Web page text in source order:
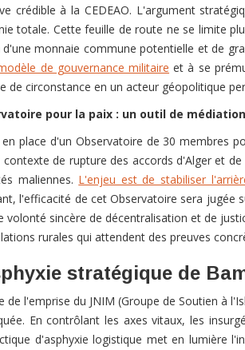
crédible à la CEDEAO. L'argument
totale. Cette feuille de route ne se limite
monnaie commune potentielle et de
de gouvernance militaire et à se
de circonstance en un acteur géopolitique
pour la paix : un outil de
place d'un Observatoire de 30 membres
contexte de rupture des accords d'Alger et
maliennes. L'enjeu est de stabiliser
l'efficacité de cet Observatoire sera jugée
volonté sincère de décentralisation et de
rurales qui attendent des preuves
stratégique de
de l'emprise du JNIM (Groupe de Soutien à
En contrôlant les axes vitaux, les
d'asphyxie logistique met en lumière